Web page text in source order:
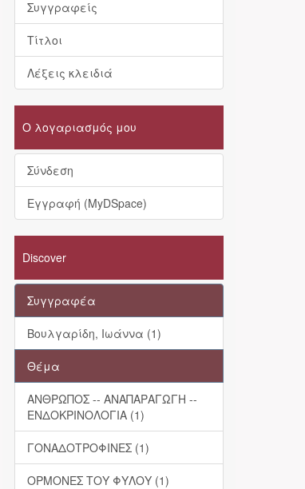
Συγγραφείς
Τίτλοι
Λέξεις κλειδιά
Ο λογαριασμός μου
Σύνδεση
Εγγραφή (MyDSpace)
Discover
Συγγραφέα
Βουλγαρίδη, Ιωάννα (1)
Θέμα
ΑΝΘΡΩΠΟΣ -- ΑΝΑΠΑΡΑΓΩΓΗ --
ΕΝΔΟΚΡΙΝΟΛΟΓΙΑ (1)
ΓΟΝΑΔΟΤΡΟΦΙΝΕΣ (1)
ΟΡΜΟΝΕΣ ΤΟΥ ΦΥΛΟΥ (1)